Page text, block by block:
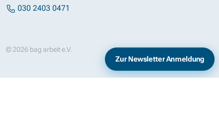
030 2403 0471
© 2026 bag arbeit e.V. Datenschutz
Zur Newsletter Anmeldung